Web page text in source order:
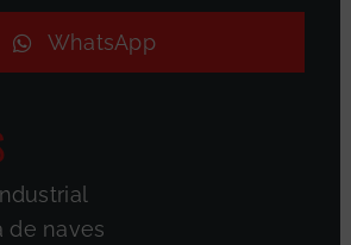
WhatsApp
de naves